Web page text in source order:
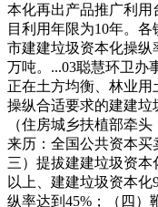
本化再出产品推广利
目利用年限为10年。
市建建垃圾资本化操纵
万吨。...03聪慧环卫办
正在土方均衡、林业
操纵合适要求的建建垃
（住房城乡扶植部牵
来历：全国公共资本买
三）提拔建建垃圾资本
以上、建建垃圾资本化
纵率达到45%；（四）